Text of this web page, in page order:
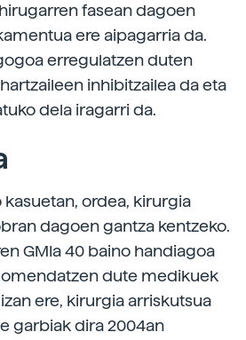
fasean dagoen
ere aipagarria da.
erregulatzen duten
inhibitzailea da eta
dela iragarri da.
ordea, kirurgia
dagoen gantza kentzeko.
GMIa 40 baino handiagoa
dute medikuek
ere, kirurgia arriskutsua
garbiak dira 2004an